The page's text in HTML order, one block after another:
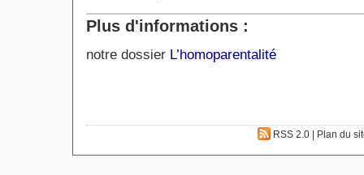
Plus d'informations :
notre dossier L’homoparentalité
RSS 2.0 | Plan du